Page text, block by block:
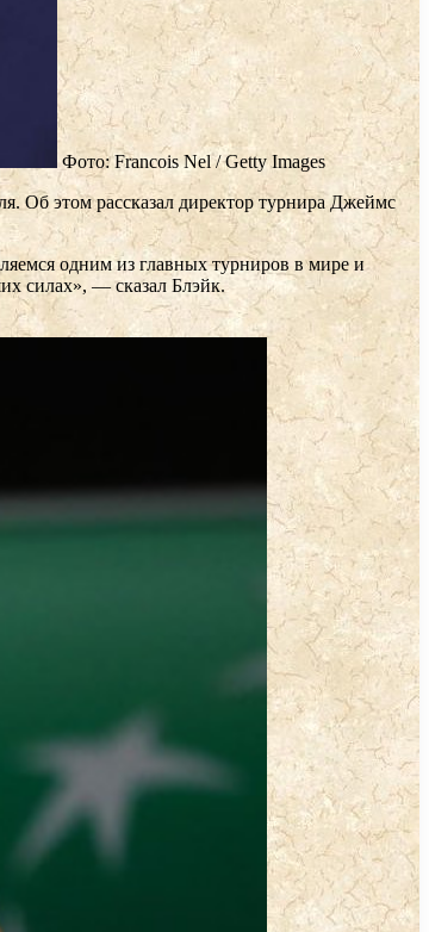
Фото: Francois Nel / Getty Images
Об этом рассказал директор турнира Джеймс
одним из главных турниров в мире и
силах», — сказал Блэйк.